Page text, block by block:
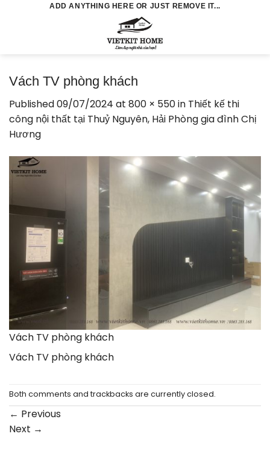
ADD ANYTHING HERE OR JUST REMOVE IT...
Vách TV phòng khách
Published09/07/2024 at 800 × 550in Thiết kế thi
công nội thất tại Thuỷ Nguyên, Hải Phòng gia đình Chị
Hương
Vách TV phòng khách
Vách TV phòng khách
Both comments and trackbacks are currently closed.
← Previous
Next →